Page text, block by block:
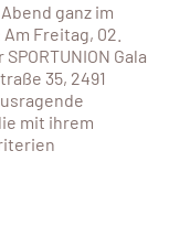
ganz im
Freitag, 02.
Gala
35, 2491
mit ihrem